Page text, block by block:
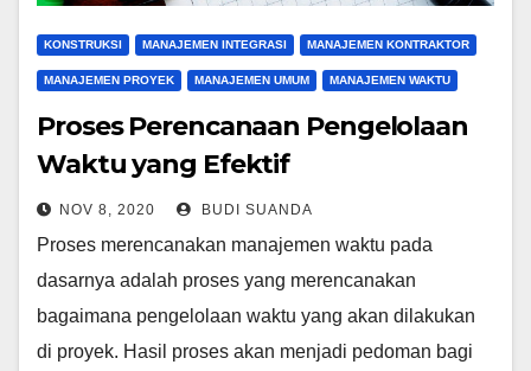
KONSTRUKSI MANAJEMEN INTEGRASI MANAJEMEN KONTRAKTOR
MANAJEMEN PROYEK MANAJEMEN UMUM MANAJEMEN WAKTU
Proses Perencanaan Pengelolaan
Waktu yang Efektif
NOV 8, 2020 BUDI SUANDA
Proses merencanakan manajemen waktu pada
dasarnya adalah proses yang merencanakan
bagaimana pengelolaan waktu yang akan dilakukan
di proyek. Hasil proses akan menjadi pedoman bagi